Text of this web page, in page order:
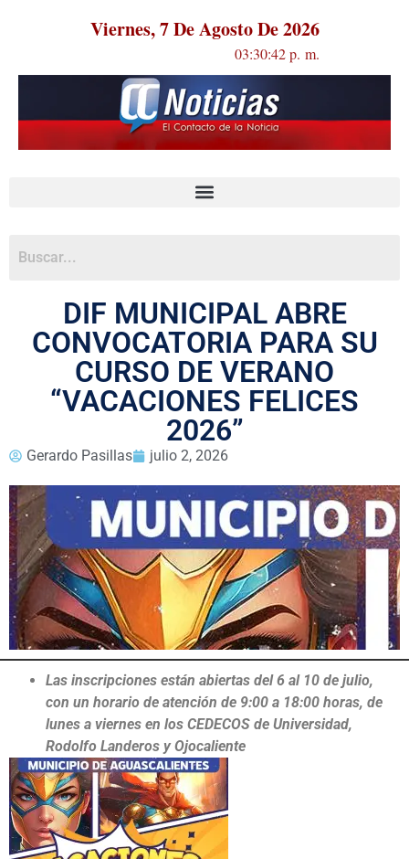
Viernes, 7 De Agosto De 2026
03:30:42 p. m.
DIF MUNICIPAL ABRE
CONVOCATORIA PARA SU
CURSO DE VERANO
“VACACIONES FELICES
2026”
Gerardo Pasillas julio 2, 2026
Las inscripciones están abiertas del 6 al 10 de julio,
con un horario de atención de 9:00 a 18:00 horas, de
lunes a viernes en los CEDECOS de Universidad,
Rodolfo Landeros y Ojocaliente